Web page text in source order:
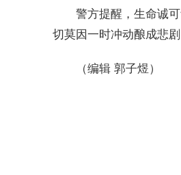
警方提醒，生命诚
切莫因一时冲动酿成悲
（编辑 郭子煜）